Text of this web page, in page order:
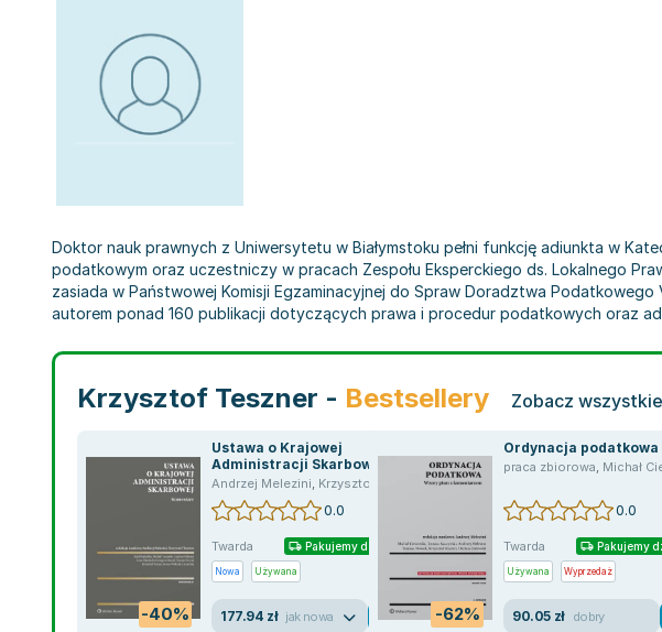
Doktor nauk prawnych z Uniwersytetu w Białymstoku pełni funkcję adiunkta w
podatkowym oraz uczestniczy w pracach Zespołu Eksperckiego ds. Lokalnego
zasiada w Państwowej Komisji Egzaminacyjnej do Spraw Doradztwa
autorem ponad 160 publikacji dotyczących prawa i procedur podatkowych oraz
Krzysztof Teszner - Bestsellery Zobacz
-40%
Ustawa o Krajowej
Administracji Skarbowej.
Komentarz
Andrzej Melezini, Krzysztof Teszner ,opracowanie zbiorowe
0.0
Twarda Pakujemy dzisiaj
Nowa Używana
177.94 zł jak nowa -62%
Ordynacja podatkowa
praca zbiorowa, Michał
0.0
Twarda Pakujemy
Używana Wyprzedaż
90.05 zł dobry